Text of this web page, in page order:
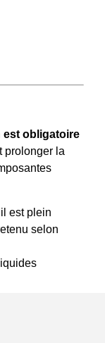
est obligatoire
prolonger la
est plein
selon